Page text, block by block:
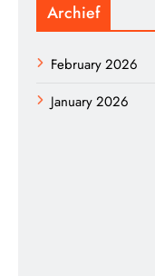
Archief
February 2026
January 2026